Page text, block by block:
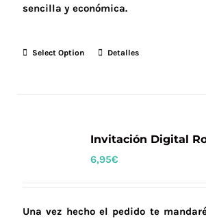
sencilla y económica.
Select Option Detalles
Invitación Digital
6,95€
Una vez hecho el pedido te